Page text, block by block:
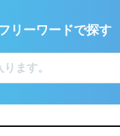
フリーワードで探す